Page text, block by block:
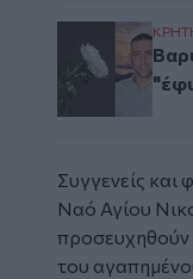
Συγγενείς και
Ναό Αγίου
προσευχηθούν
του